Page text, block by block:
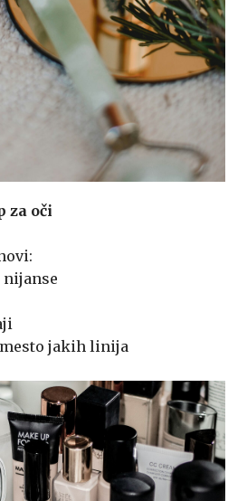
za oči
nijanse
jakih linija